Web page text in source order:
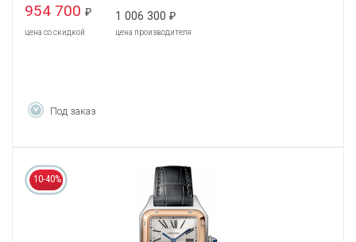
954 700 ₽
цена со скидкой
1 006 300 ₽
цена производителя
Под заказ
10-40%